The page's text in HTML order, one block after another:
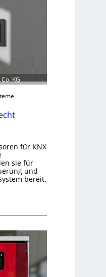
KG
für KNX
sie für
und
bereit.